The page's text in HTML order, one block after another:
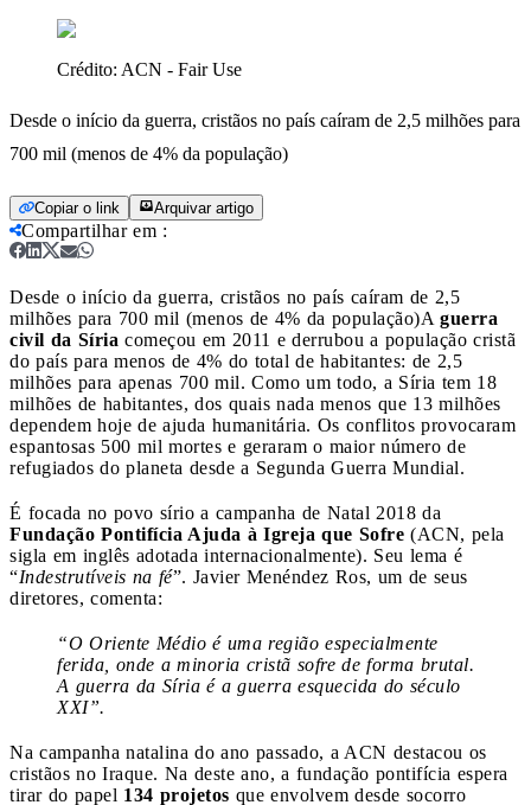
Crédito: ACN - Fair Use
Desde o início da guerra, cristãos no país caíram de 2,5 milhões para
700 mil (menos de 4% da população)
Copiar o link Arquivar artigo
Compartilhar em :
Desde o início da guerra, cristãos no país caíram de 2,5
milhões para 700 mil (menos de 4% da população)A guerra
civil da Síria começou em 2011 e derrubou a população cristã
do país para menos de 4% do total de habitantes: de 2,5
milhões para apenas 700 mil. Como um todo, a Síria tem 18
milhões de habitantes, dos quais nada menos que 13 milhões
dependem hoje de ajuda humanitária. Os conflitos provocaram
espantosas 500 mil mortes e geraram o maior número de
refugiados do planeta desde a Segunda Guerra Mundial.
É focada no povo sírio a campanha de Natal 2018 da
Fundação Pontifícia Ajuda à Igreja que Sofre (ACN, pela
sigla em inglês adotada internacionalmente). Seu lema é
“Indestrutíveis na fé”. Javier Menéndez Ros, um de seus
diretores, comenta:
“O Oriente Médio é uma região especialmente
ferida, onde a minoria cristã sofre de forma brutal.
A guerra da Síria é a guerra esquecida do século
XXI”.
Na campanha natalina do ano passado, a ACN destacou os
cristãos no Iraque. Na deste ano, a fundação pontifícia espera
tirar do papel 134 projetos que envolvem desde socorro